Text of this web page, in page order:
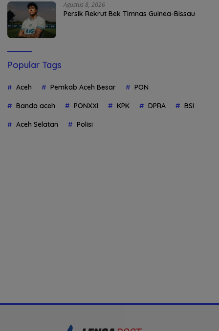
Agustus 8, 2026
Persik Rekrut Bek Timnas Guinea-Bissau
Popular Tags
Aceh Pemkab Aceh Besar PON
Banda aceh PONXXI KPK DPRA BSI
Aceh Selatan Polisi